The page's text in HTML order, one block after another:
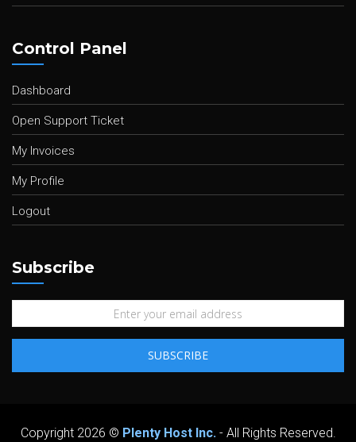
Control Panel
Dashboard
Open Support Ticket
My Invoices
My Profile
Logout
Subscribe
Copyright 2026 © Plenty Host Inc.- All Rights Reserved.